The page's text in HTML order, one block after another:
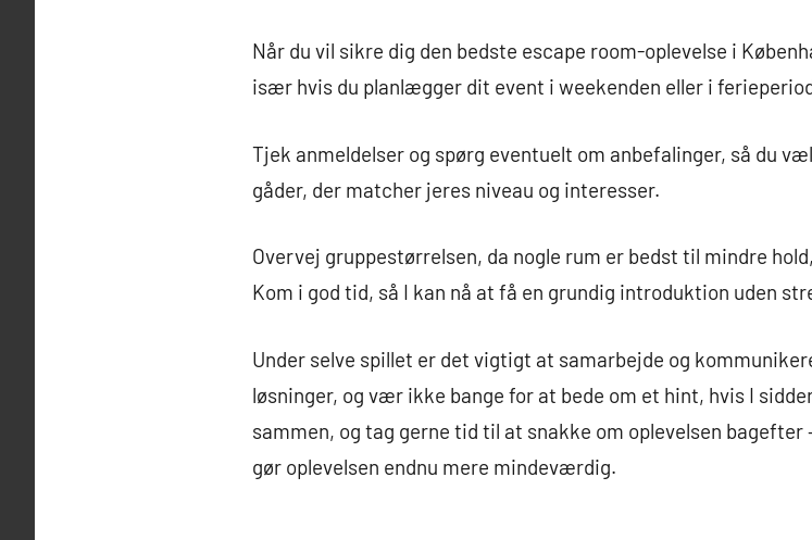
Når du vil sikre dig den bedste escape room-oplevelse i
især hvis du planlægger dit event i weekenden eller i
Tjek anmeldelser og spørg eventuelt om anbefalinger, så du
gåder, der matcher jeres niveau og interesser.
Overvej gruppestørrelsen, da nogle rum er bedst til mindre
Kom i god tid, så I kan nå at få en grundig introduktion uden
Under selve spillet er det vigtigt at samarbejde og
løsninger, og vær ikke bange for at bede om et hint, hvis I
sammen, og tag gerne tid til at snakke om oplevelsen
gør oplevelsen endnu mere mindeværdig.